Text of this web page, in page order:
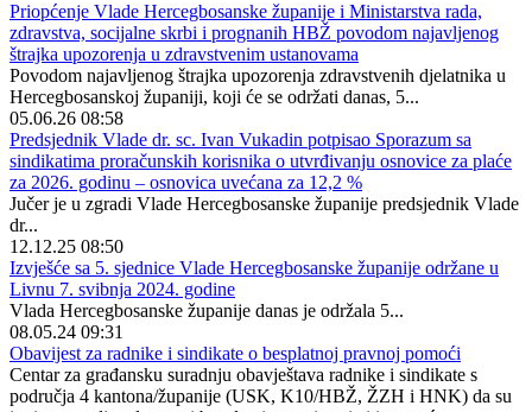
Priopćenje Vlade Hercegbosanske županije i Ministarstva rada,
zdravstva, socijalne skrbi i prognanih HBŽ povodom najavljenog
štrajka upozorenja u zdravstvenim ustanovama
Povodom najavljenog štrajka upozorenja zdravstvenih djelatnika u
Hercegbosanskoj županiji, koji će se održati danas, 5...
05.06.26 08:58
Predsjednik Vlade dr. sc. Ivan Vukadin potpisao Sporazum sa
sindikatima proračunskih korisnika o utvrđivanju osnovice za plaće
za 2026. godinu – osnovica uvećana za 12,2 %
Jučer je u zgradi Vlade Hercegbosanske županije predsjednik Vlade
dr...
12.12.25 08:50
Izvješće sa 5. sjednice Vlade Hercegbosanske županije održane u
Livnu 7. svibnja 2024. godine
Vlada Hercegbosanske županije danas je održala 5...
08.05.24 09:31
Obavijest za radnike i sindikate o besplatnoj pravnoj pomoći
Centar za građansku suradnju obavještava radnike i sindikate s
područja 4 kantona/županije (USK, K10/HBŽ, ŽZH i HNK) da su